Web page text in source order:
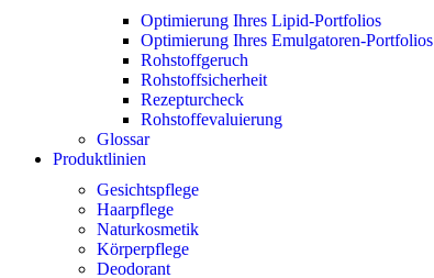
Optimierung Ihres Lipid-Portfolios
Optimierung Ihres Emulgatoren-Portfolios
Rohstoffgeruch
Rohstoffsicherheit
Rezepturcheck
Rohstoffevaluierung
Glossar
Produktlinien
Gesichtspflege
Haarpflege
Naturkosmetik
Körperpflege
Deodorant